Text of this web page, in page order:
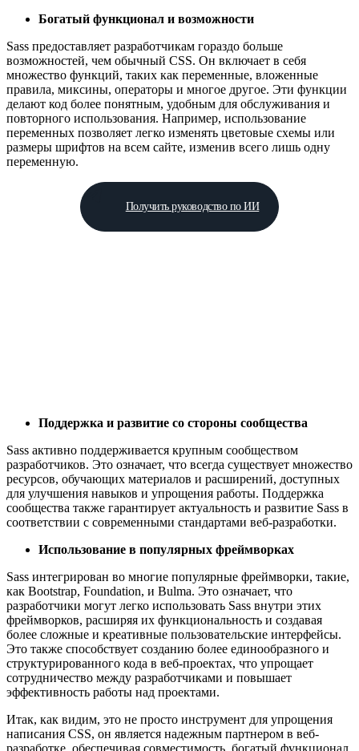
Богатый функционал и возможности
Sass предоставляет разработчикам гораздо больше
возможностей, чем обычный CSS. Он включает в себя
множество функций, таких как переменные, вложенные
правила, миксины, операторы и многое другое. Эти функции
делают код более понятным, удобным для обслуживания и
повторного использования. Например, использование
переменных позволяет легко изменять цветовые схемы или
размеры шрифтов на всем сайте, изменив всего лишь одну
переменную.
Получить руководство по ИИ
Поддержка и развитие со стороны сообщества
Sass активно поддерживается крупным сообществом
разработчиков. Это означает, что всегда существует множество
ресурсов, обучающих материалов и расширений, доступных
для улучшения навыков и упрощения работы. Поддержка
сообщества также гарантирует актуальность и развитие Sass в
соответствии с современными стандартами веб-разработки.
Использование в популярных фреймворках
Sass интегрирован во многие популярные фреймворки, такие,
как Bootstrap, Foundation, и Bulma. Это означает, что
разработчики могут легко использовать Sass внутри этих
фреймворков, расширяя их функциональность и создавая
более сложные и креативные пользовательские интерфейсы.
Это также способствует созданию более единообразного и
структурированного кода в веб-проектах, что упрощает
сотрудничество между разработчиками и повышает
эффективность работы над проектами.
Итак, как видим, это не просто инструмент для упрощения
написания CSS, он является надежным партнером в веб-
разработке, обеспечивая совместимость, богатый функционал,